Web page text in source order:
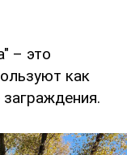
– это
как